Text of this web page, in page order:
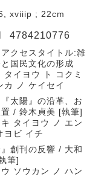
xviiip ; 22cm
4784210776
クセスタイトル:雑
国民文化の形成
タイヨウ ト コクミ
カ ノ ケイセイ
太陽』の沿革、お
置 / 鈴木貞美 [執筆]
キ タイヨウ ノ エン
ヨビ イチ
』創刊の反響 / 大和
筆]
ウ ソウカン ノ ハン